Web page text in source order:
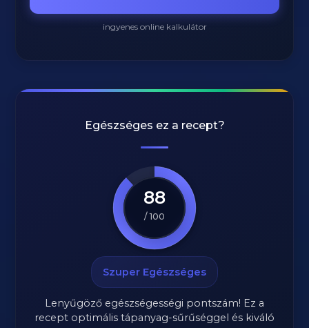
ingyenes online kalkulátor
Egészséges ez a recept?
88
/ 100
Szuper Egészséges
Lenyűgöző egészségességi pontszám! Ez a
recept optimális tápanyag-sűrűséggel és kiváló